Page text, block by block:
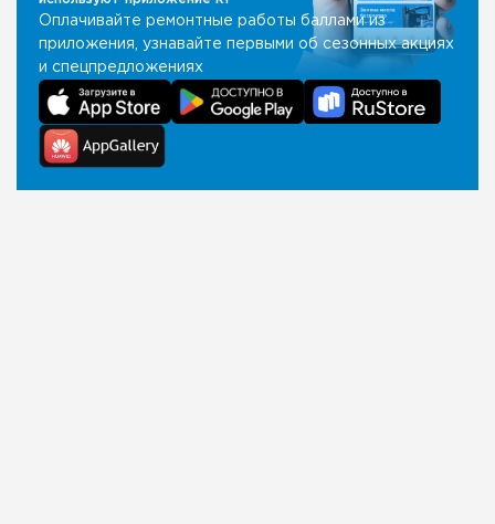
Оплачивайте ремонтные работы баллами из
приложения, узнавайте первыми об сезонных акциях
и спецпредложениях